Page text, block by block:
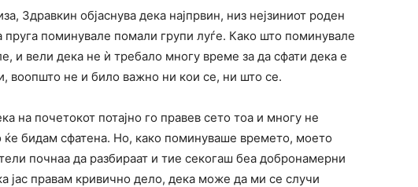
Здравкин објаснува дека најпрвин, низ нејзиниот роден
пруга поминувале помали групи луѓе. Како што поминувале
и вели дека не ѝ требало многу време за да сфати дека е
воопшто не и било важно ни кои се, ни што се.
на почетокот потајно го правев сето тоа и многу не
ќе бидам сфатена. Но, како поминуваше времето, моето
почнаа да разбираат и тие секогаш беа добронамерни
јас правам кривично дело, дека може да ми се случи